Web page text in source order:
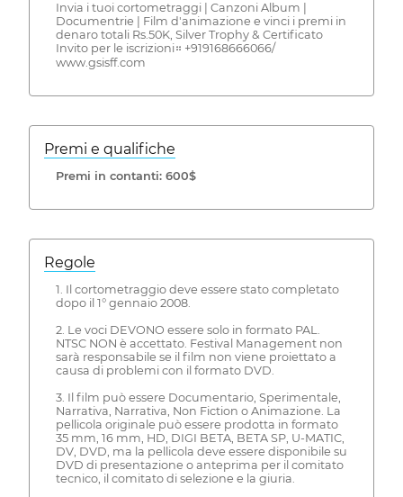
Invia i tuoi cortometraggi | Canzoni Album |
Documentrie | Film d'animazione e vinci i premi in
denaro totali Rs.50K, Silver Trophy & Certificato
Invito per le iscrizioni። +919168666066/
www.gsisff.com
Premi e qualifiche
Premi in contanti: 600$
Regole
1. Il cortometraggio deve essere stato completato
dopo il 1° gennaio 2008.
2. Le voci DEVONO essere solo in formato PAL.
NTSC NON è accettato. Festival Management non
sarà responsabile se il film non viene proiettato a
causa di problemi con il formato DVD.
3. Il film può essere Documentario, Sperimentale,
Narrativa, Narrativa, Non Fiction o Animazione. La
pellicola originale può essere prodotta in formato
35 mm, 16 mm, HD, DIGI BETA, BETA SP, U-MATIC,
DV, DVD, ma la pellicola deve essere disponibile su
DVD di presentazione o anteprima per il comitato
tecnico, il comitato di selezione e la giuria.